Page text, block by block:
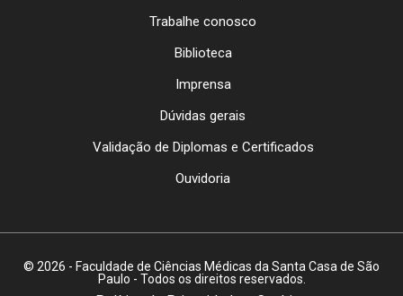
Trabalhe conosco
Biblioteca
Imprensa
Dúvidas gerais
Validação de Diplomas e Certificados
Ouvidoria
© 2026 - Faculdade de Ciências Médicas da Santa Casa de São
Paulo - Todos os direitos reservados.